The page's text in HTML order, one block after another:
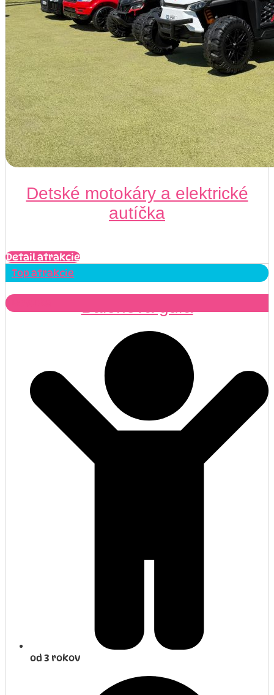
Detské motokáry a elektrické
autíčka
Detail atrakcie
Top atrakcie
od 3 rokov